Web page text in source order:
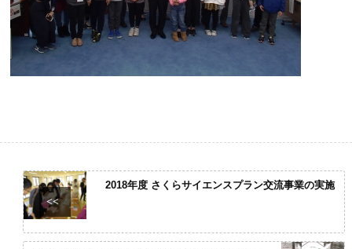
<<
2018年度 さくらサイエンスプラン交流事業の実施